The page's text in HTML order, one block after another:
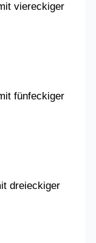
viereckiger
fünfeckiger
dreieckiger